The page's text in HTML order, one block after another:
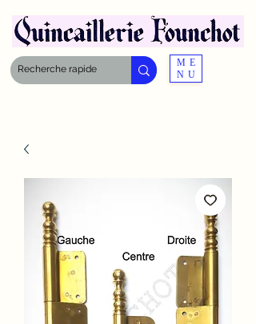
ME
NU